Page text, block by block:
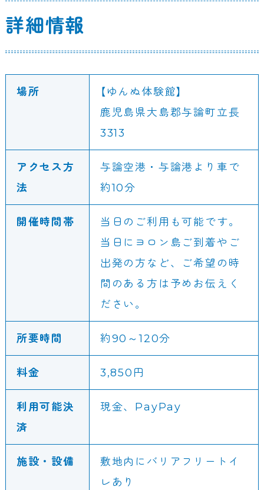
詳細情報
場所
【ゆんぬ体験館】
鹿児島県大島郡与論町立長
3313
アクセス方
法
与論空港・与論港より車で
約10分
開催時間帯
当日のご利用も可能です。
当日にヨロン島ご到着やご
出発の方など、ご希望の時
間のある方は予めお伝えく
ださい。
所要時間 約90～120分
料金 3,850円
利用可能決
済
現金、PayPay
施設・設備
敷地内にバリアフリートイ
レあり